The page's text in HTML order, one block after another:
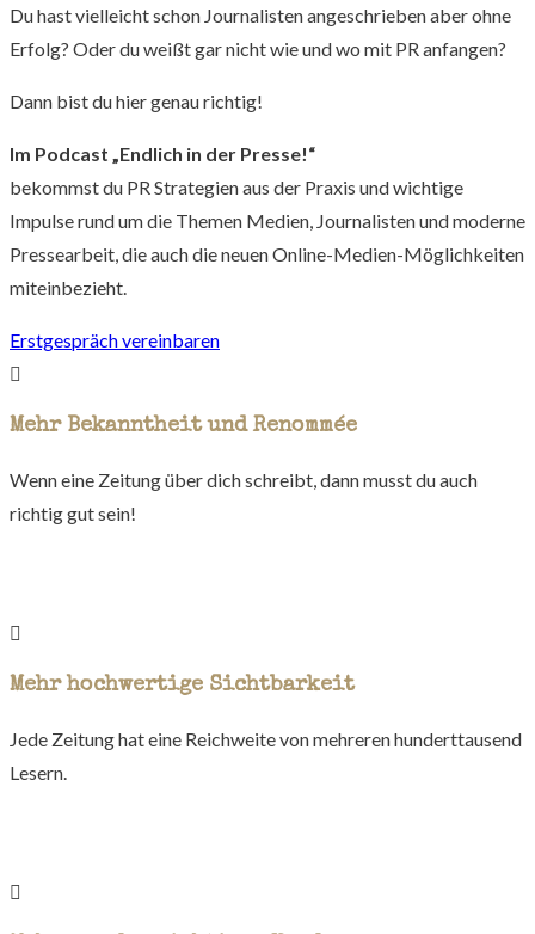
Du hast vielleicht schon Journalisten angeschrieben aber ohne
Erfolg? Oder du weißt gar nicht wie und wo mit PR anfangen?
Dann bist du hier genau richtig!
Im Podcast „Endlich in der Presse!“
bekommst du PR Strategien aus der Praxis und wichtige
Impulse rund um die Themen Medien, Journalisten und moderne
Pressearbeit, die auch die neuen Online-Medien-Möglichkeiten
miteinbezieht.
Erstgespräch vereinbaren
Mehr Bekanntheit und Renommée
Wenn eine Zeitung über dich schreibt, dann musst du auch
richtig gut sein!
Mehr hochwertige Sichtbarkeit
Jede Zeitung hat eine Reichweite von mehreren hunderttausend
Lesern.